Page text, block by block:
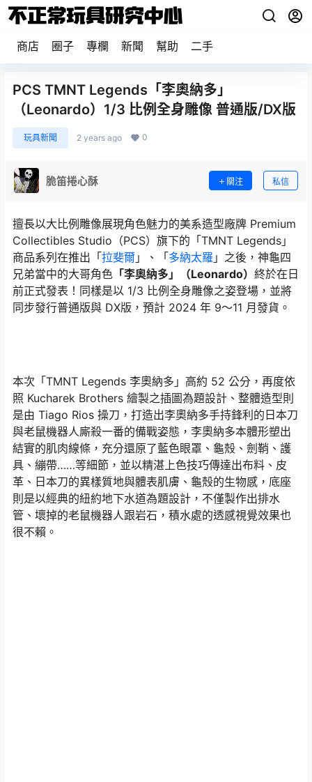
商店 圈子 專欄 新聞 幫助 二手
PCS TMNT Legends「李奧納多」
（Leonardo）1/3 比例全身雕像 普通版/DX版
玩具新聞 2 years ago 0
脆笛捲心酥 關注 私信
擅長以大比例雕像展現角色魅力的美系造型廠牌 Premium
Collectibles Studio（PCS）旗下的「TMNT Legends」
商品系列在推出「拉斐爾 」、「多納太羅 」之後，神龜四
兄弟當中的大哥角色 「李奧納多」（Leonardo） 終於在日
前正式發表！同樣是以 1/3 比例全身雕像之姿登場，並將
同步發行普通版與 DX版，預計 2024 年 9～11 月發貨。
本次「TMNT Legends 李奧納多」高約 52 公分，再度依
照 Kucharek Brothers 繪製之插圖為題設計、整體造型則
是由 Tiago Rios 操刀，打造出李奧納多手持鋒利的日本刀
與老鼠機器人廝殺一番的備戰姿態，李奧納多本體形塑出
結實的肌肉線條，充分還原了藍色眼罩、龜殼、劍鞘、護
具、繃帶……等細節，並以精湛上色技巧傳達出布料、皮
革、日本刀的異樣質地與體表肌膚、龜殼的生物感，底座
則是以經典的紐約地下水道為題設計，不僅製作出排水
管、壞掉的老鼠機器人跟岩石，積水處的透感視覺效果也
很不賴。